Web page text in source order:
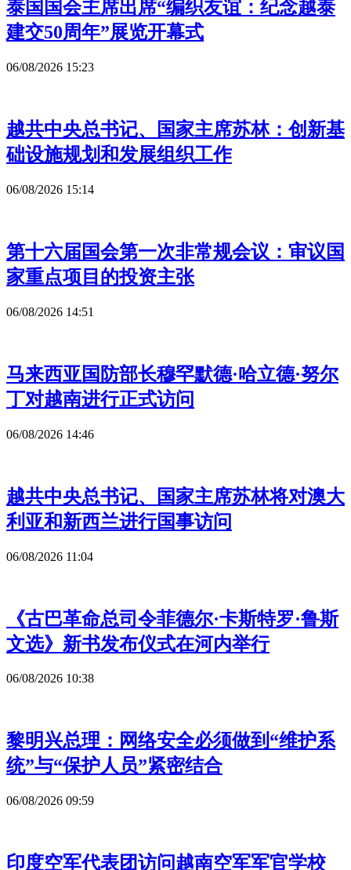
泰国国会主席出席“编织友谊：纪念越泰
建交50周年”展览开幕式
06/08/2026 15:23
越共中央总书记、国家主席苏林：创新基
础设施规划和发展组织工作
06/08/2026 15:14
第十六届国会第一次非常规会议：审议国
家重点项目的投资主张
06/08/2026 14:51
马来西亚国防部长穆罕默德·哈立德·努尔
丁对越南进行正式访问
06/08/2026 14:46
越共中央总书记、国家主席苏林将对澳大
利亚和新西兰进行国事访问
06/08/2026 11:04
《古巴革命总司令菲德尔·卡斯特罗·鲁斯
文选》新书发布仪式在河内举行
06/08/2026 10:38
黎明兴总理：网络安全必须做到“维护系
统”与“保护人员”紧密结合
06/08/2026 09:59
印度空军代表团访问越南空军军官学校